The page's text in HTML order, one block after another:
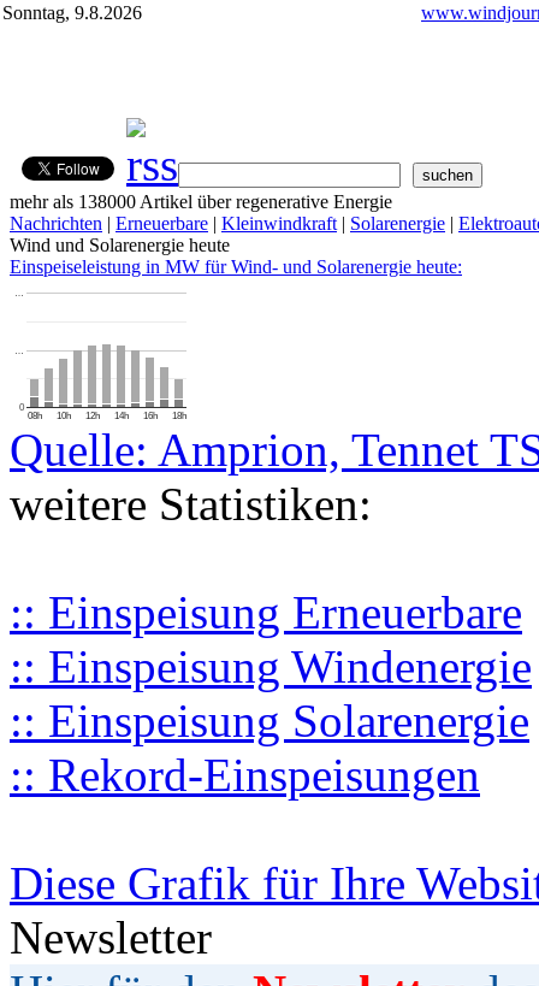
Sonntag, 9.8.2026
mehr als 138000 Artikel über regenerative Energie
Nachrichten | Erneuerbare | Kleinwindkraft | Solarenergie |
Wind und Solarenergie heute
Einspeiseleistung in MW für Wind- und Solarenergie heute:
08h 10h 12h 14h 16h 18h
0
…
…
Quelle: Amprion, Tennet
weitere Statistiken:
:: Einspeisung Erneuerbare
:: Einspeisung Windenergie
:: Einspeisung Solarenergie
:: Rekord-Einspeisungen
Diese Grafik für Ihre
Newsletter